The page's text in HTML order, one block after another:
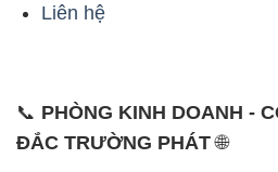
Liên hệ
📞 PHÒNG KINH DOANH -
ĐẮC TRƯỜNG PHÁT🌐